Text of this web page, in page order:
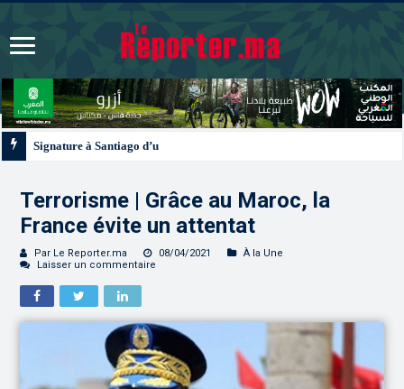
Terrorisme | Grâce au Maroc, la
France évite un attentat
Par Le Reporter.ma 08/04/2021
À la Une
Laisser un commentaire